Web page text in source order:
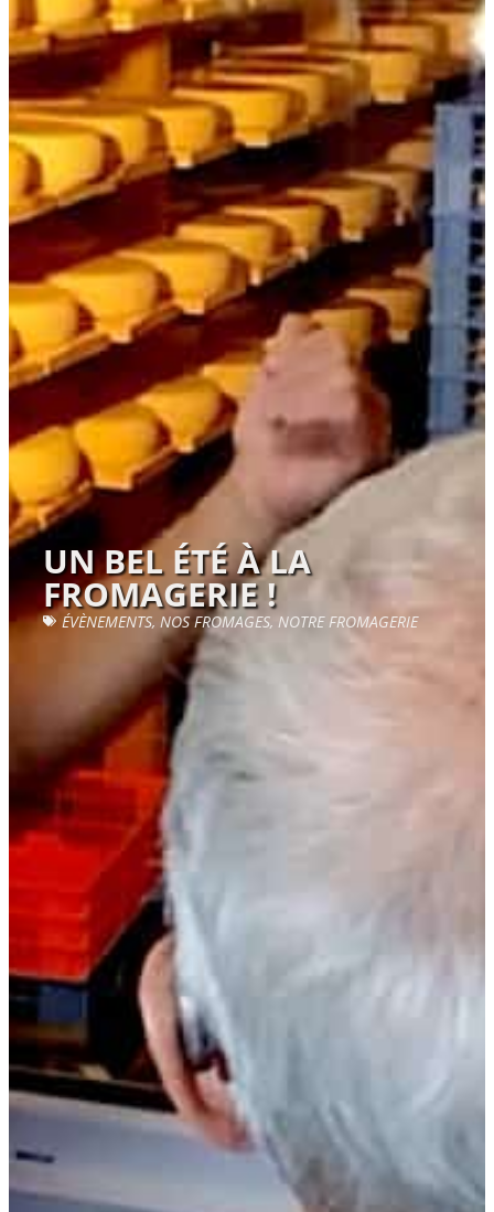
UN BEL ÉTÉ À LA
FROMAGERIE !
ÉVÈNEMENTS, NOS FROMAGES, NOTRE FROMAGERIE